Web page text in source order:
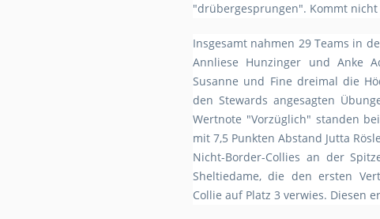
"drübergesprungen". Kommt nicht
Insgesamt nahmen 29 Teams in
Annliese Hunzinger und Anke
Susanne und Fine dreimal die
den Stewards angesagten
Wertnote "Vorzüglich" standen
mit 7,5 Punkten Abstand Jutta
Nicht-Border-Collies an der
Sheltiedame, die den ersten
Collie auf Platz 3 verwies. Diesen